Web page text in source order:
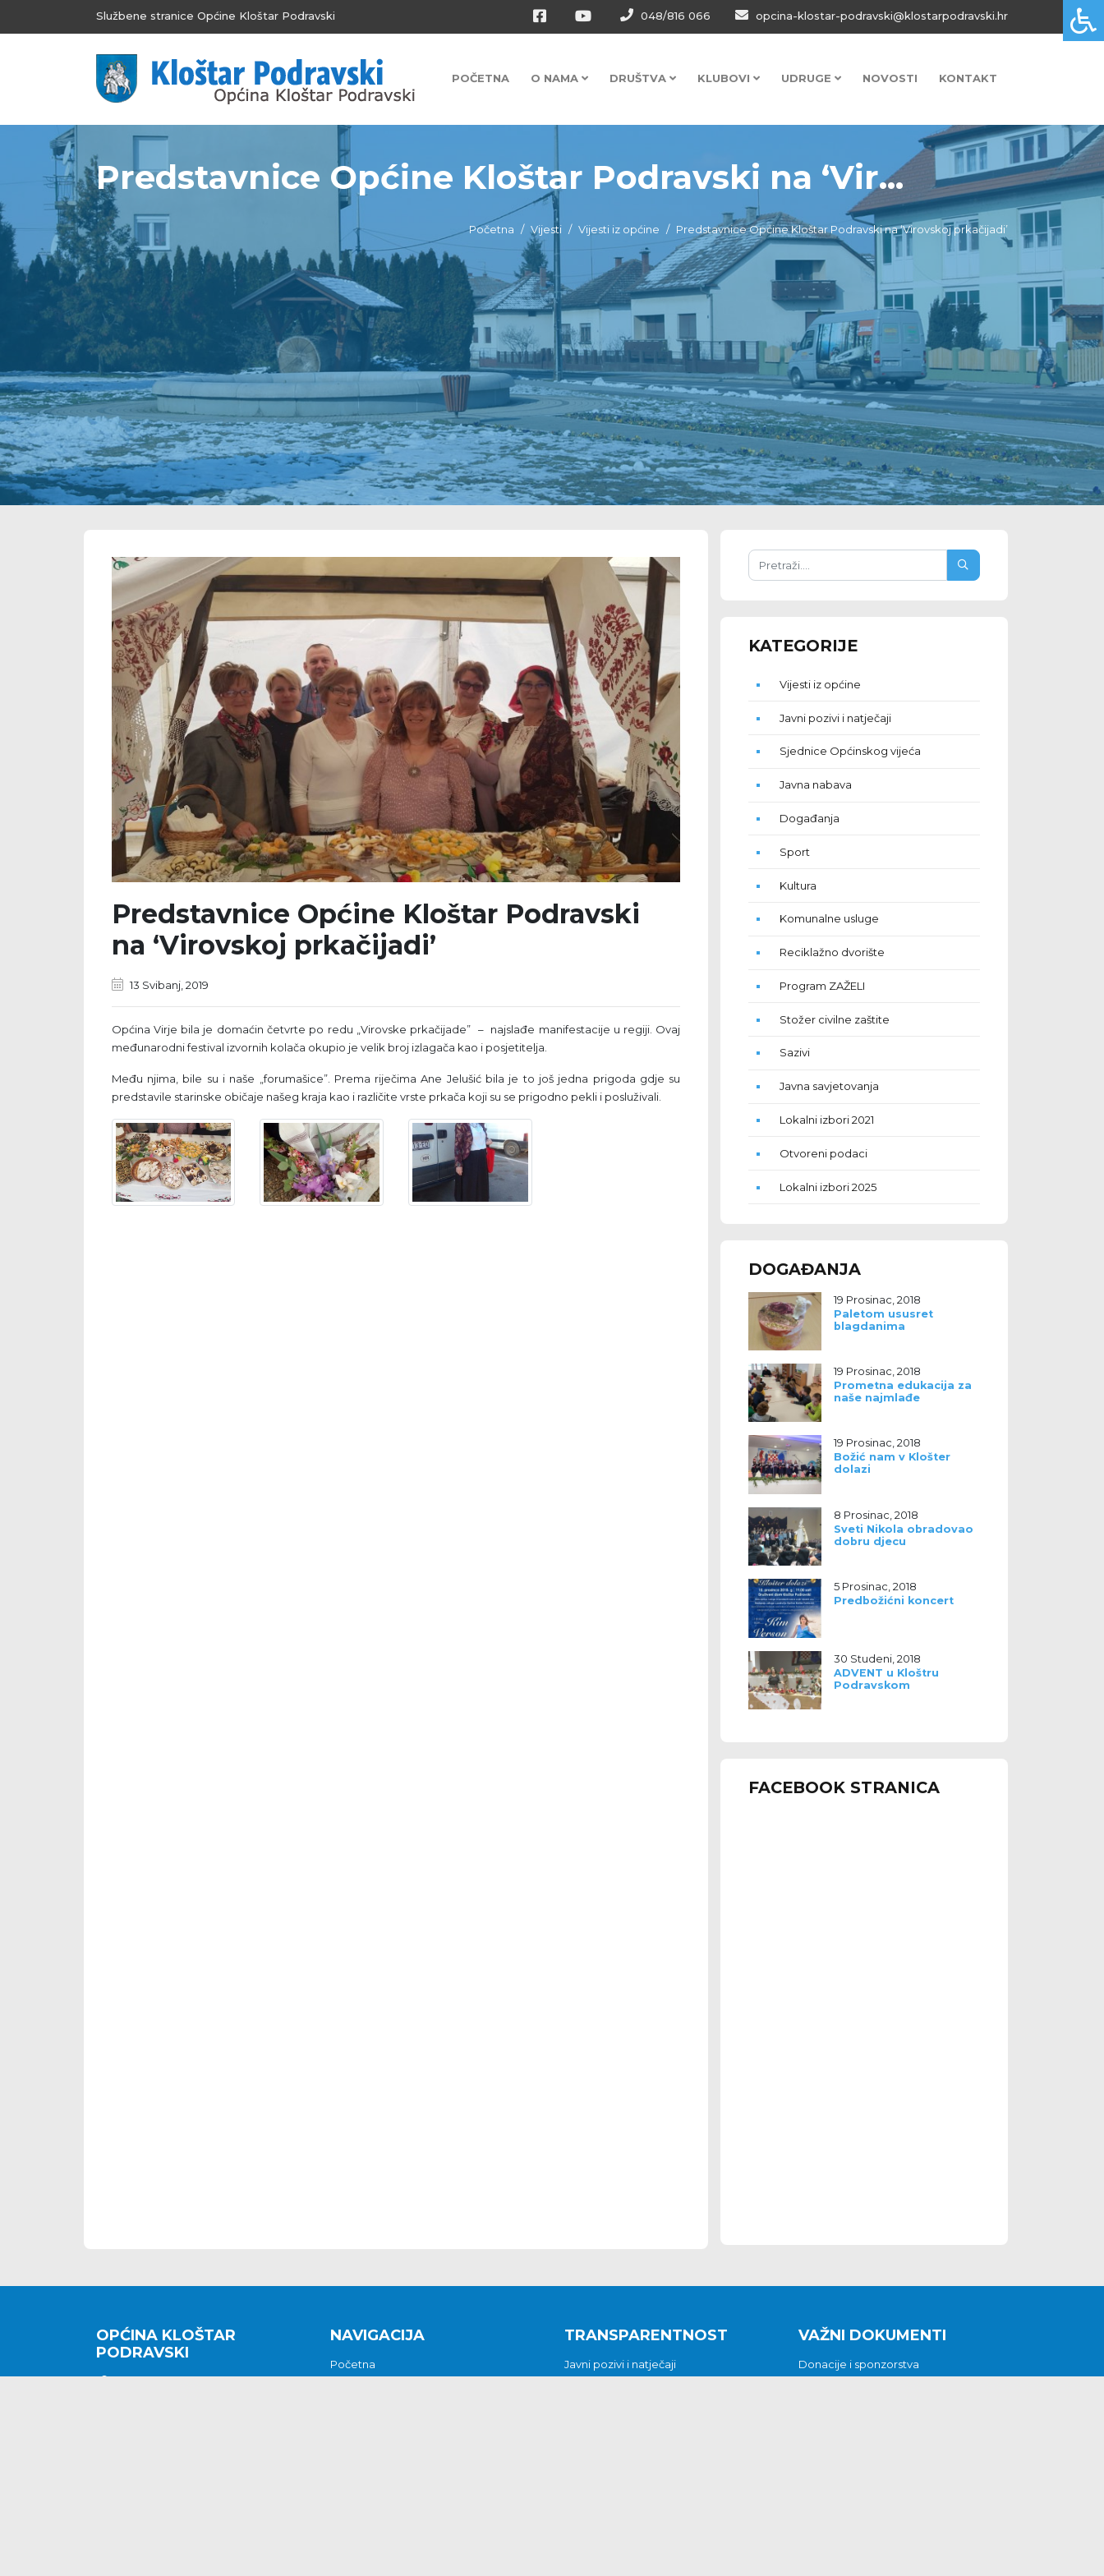
Službene stranice Općine Kloštar Podravski 048/816 066 opcina-klostar-podravski@klostarpodravski.hr
POČETNA O NAMA DRUŠTVA KLUBOVI UDRUGE NOVOSTI KONTAKT
Predstavnice Općine Kloštar Podravski na ‘Vir...
Početna Vijesti Vijesti iz općine Predstavnice Općine Kloštar Podravski na ‘Virovskoj prkačijadi’
Predstavnice Općine Kloštar Podravski
na ‘Virovskoj prkačijadi’
13 Svibanj, 2019
Općina Virje bila je domaćin četvrte po redu „Virovske prkačijade” – najslađe manifestacije u regiji. Ovaj
međunarodni festival izvornih kolača okupio je velik broj izlagača kao i posjetitelja.
Među njima, bile su i naše „forumašice”. Prema riječima Ane Jelušić bila je to još jedna prigoda gdje su
predstavile starinske običaje našeg kraja kao i različite vrste prkača koji su se prigodno pekli i posluživali.
KATEGORIJE
Vijesti iz općine
Javni pozivi i natječaji
Sjednice Općinskog vijeća
Javna nabava
Događanja
Sport
Kultura
Komunalne usluge
Reciklažno dvorište
Program ZAŽELI
Stožer civilne zaštite
Sazivi
Javna savjetovanja
Lokalni izbori 2021
Otvoreni podaci
Lokalni izbori 2025
DOGAĐANJA
19 Prosinac, 2018
Paletom ususret
blagdanima
19 Prosinac, 2018
Prometna edukacija za
naše najmlađe
19 Prosinac, 2018
Božić nam v Klošter
dolazi
8 Prosinac, 2018
Sveti Nikola obradovao
dobru djecu
5 Prosinac, 2018
Predbožićni koncert
30 Studeni, 2018
ADVENT u Kloštru
Podravskom
FACEBOOK STRANICA
OPĆINA KLOŠTAR
PODRAVSKI
NAVIGACIJA
Početna
TRANSPARENTNOST
Javni pozivi i natječaji
VAŽNI DOKUMENTI
Donacije i sponzorstva